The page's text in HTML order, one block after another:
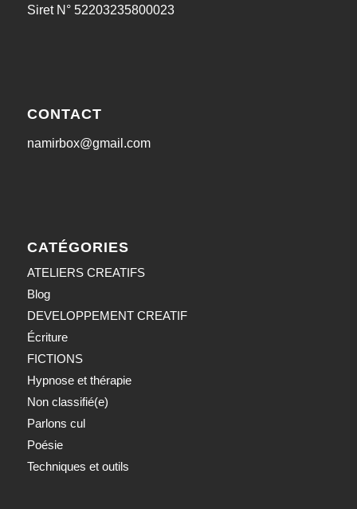
Siret N° 52203235800023
CONTACT
namirbox@gmail.com
CATÉGORIES
ATELIERS CREATIFS
Blog
DEVELOPPEMENT CREATIF
Écriture
FICTIONS
Hypnose et thérapie
Non classifié(e)
Parlons cul
Poésie
Techniques et outils